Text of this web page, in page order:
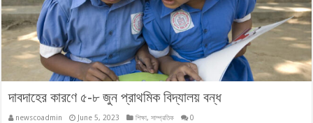
দাবদাহের কারণে ৫-৮ জুন প্রাথমিক বিদ্যালয় বন্ধ
newscoadmin June 5, 2023 শিক্ষা,সাম্প্রতিক 0